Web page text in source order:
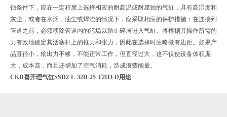
蚀条件下，应在一定程度上选择相应的耐高温或耐腐蚀的气缸，具有高湿度和
灰尘，或者在水滴，油尘或焊渣的情况下，应采取相应的保护措施；在连接到
管道之前，必须移除管道内的污垢以防止碎屑进入气缸。将根据其操作所需的
力有效地确定其活塞杆上的推力和张力，因此在选择时应略微有边距。如果产
品直径小，输出力不够，不能正常工作，但直径过大，这不仅使设备体积庞
大，成本高，而且还增加了空气消耗，造成浪费能量。
CKD喜开理气缸SSD2-L-32D-25-T2H3-D用途